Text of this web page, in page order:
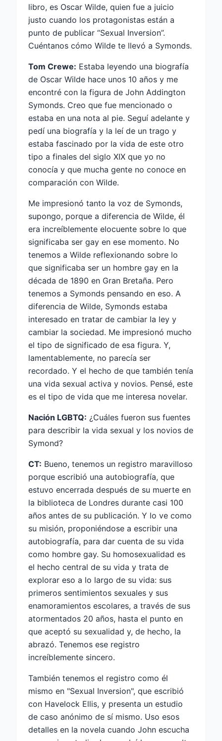
libro, es Oscar Wilde, quien fue a juicio
justo cuando los protagonistas están a
punto de publicar “Sexual Inversion”.
Cuéntanos cómo Wilde te llevó a Symonds.
Tom Crewe: Estaba leyendo una biografía
de Oscar Wilde hace unos 10 años y me
encontré con la figura de John Addington
Symonds. Creo que fue mencionado o
estaba en una nota al pie. Seguí adelante y
pedí una biografía y la leí de un trago y
estaba fascinado por la vida de este otro
tipo a finales del siglo XIX que yo no
conocía y que mucha gente no conoce en
comparación con Wilde.
Me impresionó tanto la voz de Symonds,
supongo, porque a diferencia de Wilde, él
era increíblemente elocuente sobre lo que
significaba ser gay en ese momento. No
tenemos a Wilde reflexionando sobre lo
que significaba ser un hombre gay en la
década de 1890 en Gran Bretaña. Pero
tenemos a Symonds pensando en eso. A
diferencia de Wilde, Symonds estaba
interesado en tratar de cambiar la ley y
cambiar la sociedad. Me impresionó mucho
el tipo de significado de esa figura. Y,
lamentablemente, no parecía ser
recordado. Y el hecho de que también tenía
una vida sexual activa y novios. Pensé, este
es el tipo de vida que me interesa novelar.
Nación LGBTQ: ¿Cuáles fueron sus fuentes
para describir la vida sexual y los novios de
Symond?
CT: Bueno, tenemos un registro maravilloso
porque escribió una autobiografía, que
estuvo encerrada después de su muerte en
la biblioteca de Londres durante casi 100
años antes de su publicación. Y lo ve como
su misión, proponiéndose a escribir una
autobiografía, para dar cuenta de su vida
como hombre gay. Su homosexualidad es
el hecho central de su vida y trata de
explorar eso a lo largo de su vida: sus
primeros sentimientos sexuales y sus
enamoramientos escolares, a través de sus
atormentados 20 años, hasta el punto en
que aceptó su sexualidad y, de hecho, la
abrazó. Tenemos ese registro
increíblemente sincero.
También tenemos el registro como él
mismo en "Sexual Inversion", que escribió
con Havelock Ellis, y presenta un estudio
de caso anónimo de sí mismo. Uso esos
detalles en la novela cuando John escucha